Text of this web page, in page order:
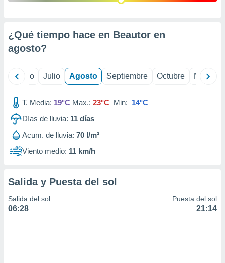
e
mediante
1199
¿Qué tiempo hace en Beautor en
agosto?
Junio Julio Agosto Septiembre Octubre
T. Media: 19°C Max.: 23°C Min: 14°C
Días de lluvia: 11 días
Acum. de lluvia: 70 l/m²
Viento medio: 11 km/h
Salida y Puesta del sol
Salida del sol
06:28
Puesta del sol
21:14